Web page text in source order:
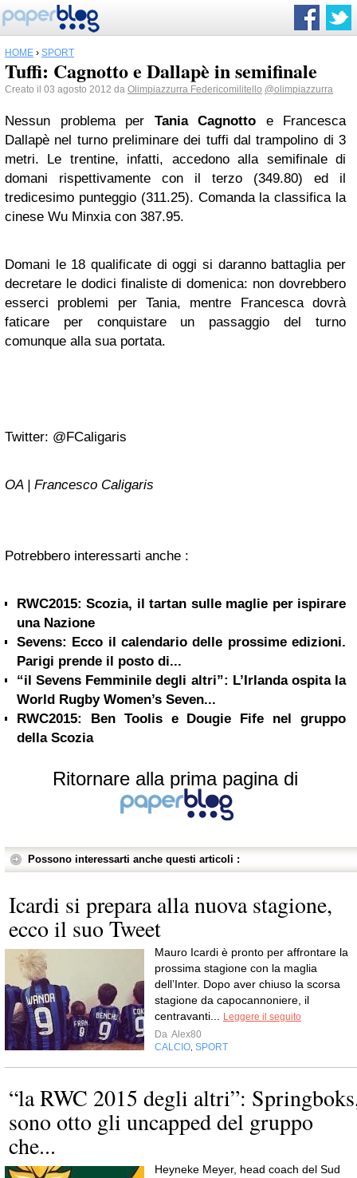
HOME › SPORT
Tuffi: Cagnotto e Dallapè in semifinale
Creato il 03 agosto 2012 da Olimpiazzurra Federicomilitello @olimpiazzurra
Nessun problema per Tania Cagnotto e Francesca
Dallapè nel turno preliminare dei tuffi dal trampolino di 3
metri. Le trentine, infatti, accedono alla semifinale di
domani rispettivamente con il terzo (349.80) ed il
tredicesimo punteggio (311.25). Comanda la classifica la
cinese Wu Minxia con 387.95.
Domani le 18 qualificate di oggi si daranno battaglia per
decretare le dodici finaliste di domenica: non dovrebbero
esserci problemi per Tania, mentre Francesca dovrà
faticare per conquistare un passaggio del turno
comunque alla sua portata.
Twitter: @FCaligaris
OA | Francesco Caligaris
Potrebbero interessarti anche :
RWC2015: Scozia, il tartan sulle maglie per ispirare
una Nazione
Sevens: Ecco il calendario delle prossime edizioni.
Parigi prende il posto di...
“il Sevens Femminile degli altri”: L’Irlanda ospita la
World Rugby Women’s Seven...
RWC2015: Ben Toolis e Dougie Fife nel gruppo
della Scozia
Ritornare alla prima pagina di
Possono interessarti anche questi articoli :
Icardi si prepara alla nuova stagione,
ecco il suo Tweet
Mauro Icardi è pronto per affrontare la
prossima stagione con la maglia
dell’Inter. Dopo aver chiuso la scorsa
stagione da capocannoniere, il
centravanti...
Leggere il seguito
Da Alex80
CALCIO SPORT
“la RWC 2015 degli altri”:
sono otto gli uncapped del gruppo
che...
Heyneke Meyer, head coach del Sud